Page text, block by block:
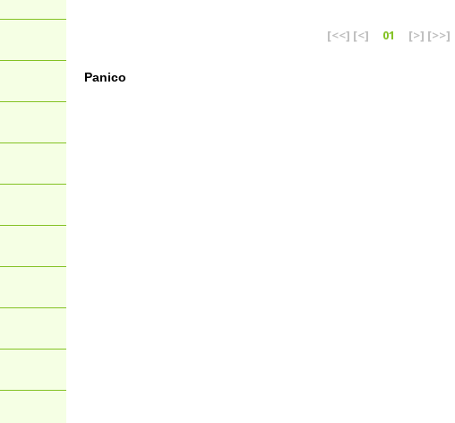
[<<] [<] 01 [>] [>>]
Panico